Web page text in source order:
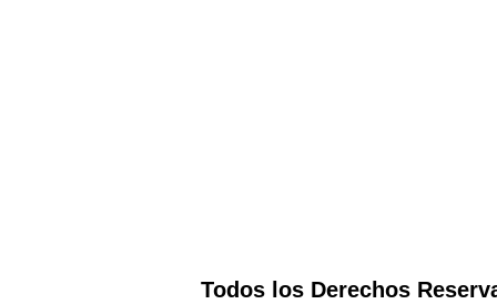
Todos los Derechos